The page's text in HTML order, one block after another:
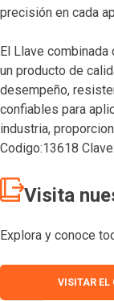
precisión en cada
El Llave combinada
un producto de
desempeño,
confiables para
industria,
Codigo:13618
Visita
Explora y conoce
VISITAR EL